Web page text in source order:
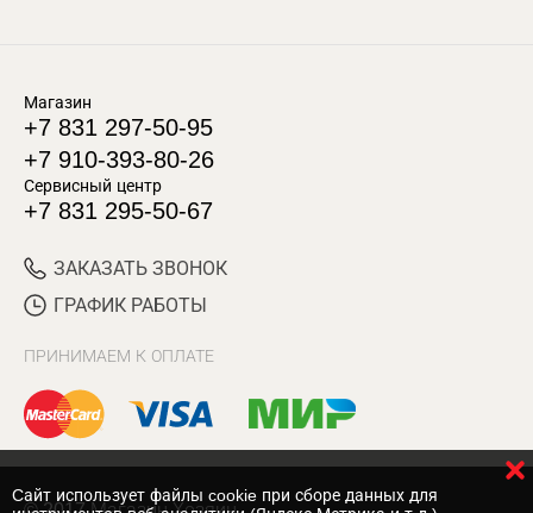
Магазин
+7 831 297-50-95
+7 910-393-80-26
Сервисный центр
+7 831 295-50-67
ЗАКАЗАТЬ ЗВОНОК
ГРАФИК РАБОТЫ
ПРИНИМАЕМ К ОПЛАТЕ
Cайт использует файлы cookie при сборе данных для